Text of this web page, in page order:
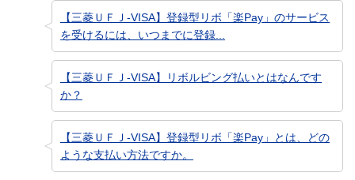
【三菱ＵＦＪ-VISA】登録型リボ「楽Pay」のサービス
を受けるには、いつまでに登録...
【三菱ＵＦＪ-VISA】リボルビング払いとはなんです
か？
【三菱ＵＦＪ-VISA】登録型リボ「楽Pay」とは、どの
ような支払い方法ですか。